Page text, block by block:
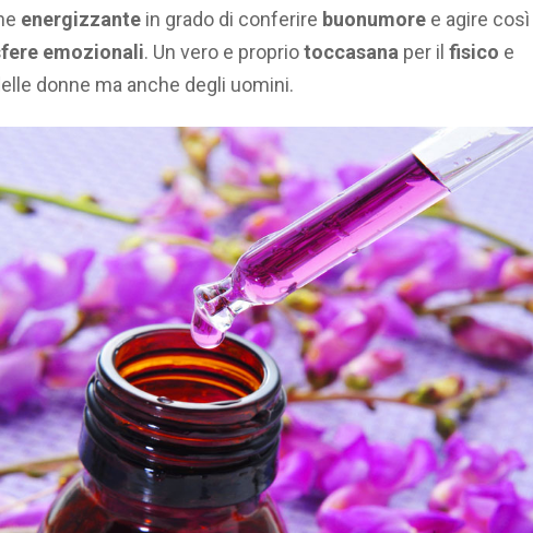
energizzante in grado di conferire buonumore e agire così
emozionali. Un vero e propriotoccasana per il fisico e
donne ma anche degli uomini.